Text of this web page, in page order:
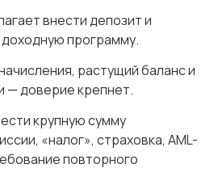
внести депозит и
программу.
растущий баланс и
— доверие крепнет.
крупную сумму
«налог», страховка, AML-
повторного